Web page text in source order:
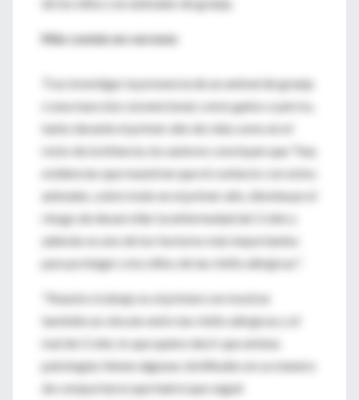
Más común en varones
Tras investigar la presencia de un animal de granja
o una mascota convencional, como gatos o perros,
tanto durante el primer año de vida como en el
resto de la infancia, los autores concluyen que "hay
evidencias que muestran que el contacto con estos
animales, sobre todo en el primer año, disminuye el
riesgo de desarrollar la enfermedad de Crohn y
además es uno de los factores más importantes
para proteger a los niños de las rinitis alérgicas".
"Nuestro trabajo es el primero en mostrar
también un vínculo entre las rinitis alérgicas y el
mal de Crohn, lo que quiere decir que ambas
patologías tienen algunas similitudes en su manera
de comportarse que habrá que seguir